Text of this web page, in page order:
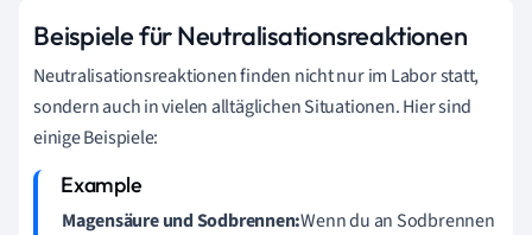
Beispiele für Neutralisationsreaktionen
Neutralisationsreaktionen finden nicht nur im Labor statt,
sondern auch in vielen alltäglichen Situationen. Hier sind
einige Beispiele:
Magensäure und Sodbrennen:Wenn du an Sodbrennen